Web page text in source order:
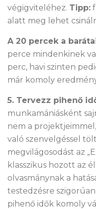
végigviteléhez. Tipp:
alatt meg lehet
A 20 percek a
perce mindenkinek
perc, havi szinten
már komoly
5. Tervezz pihenő
munkamániásként
nem a
való szenvelgéssel
megvilágosodást az
klasszikus hozott az
olvasmánynak a
testedzésre
pihenő idők komoly